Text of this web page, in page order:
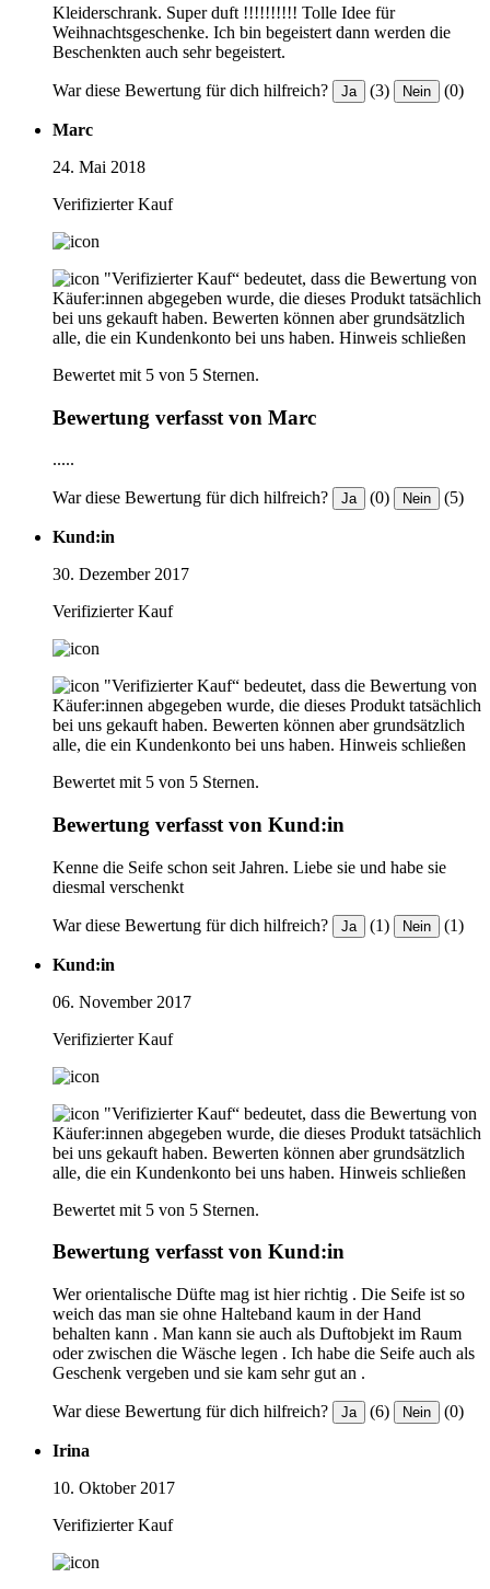
Kleiderschrank. Super duft !!!!!!!!!! Tolle Idee für
Weihnachtsgeschenke. Ich bin begeistert dann werden die
Beschenkten auch sehr begeistert.
War diese Bewertung für dich hilfreich? Ja (3) Nein (0)
Marc
24. Mai 2018
Verifizierter Kauf
"Verifizierter Kauf“ bedeutet, dass die Bewertung von
Käufer:innen abgegeben wurde, die dieses Produkt tatsächlich
bei uns gekauft haben. Bewerten können aber grundsätzlich
alle, die ein Kundenkonto bei uns haben. Hinweis schließen
Bewertet mit 5 von 5 Sternen.
Bewertung verfasst von Marc
.....
War diese Bewertung für dich hilfreich? Ja (0) Nein (5)
Kund:in
30. Dezember 2017
Verifizierter Kauf
"Verifizierter Kauf“ bedeutet, dass die Bewertung von
Käufer:innen abgegeben wurde, die dieses Produkt tatsächlich
bei uns gekauft haben. Bewerten können aber grundsätzlich
alle, die ein Kundenkonto bei uns haben. Hinweis schließen
Bewertet mit 5 von 5 Sternen.
Bewertung verfasst von Kund:in
Kenne die Seife schon seit Jahren. Liebe sie und habe sie
diesmal verschenkt
War diese Bewertung für dich hilfreich? Ja (1) Nein (1)
Kund:in
06. November 2017
Verifizierter Kauf
"Verifizierter Kauf“ bedeutet, dass die Bewertung von
Käufer:innen abgegeben wurde, die dieses Produkt tatsächlich
bei uns gekauft haben. Bewerten können aber grundsätzlich
alle, die ein Kundenkonto bei uns haben. Hinweis schließen
Bewertet mit 5 von 5 Sternen.
Bewertung verfasst von Kund:in
Wer orientalische Düfte mag ist hier richtig . Die Seife ist so
weich das man sie ohne Halteband kaum in der Hand
behalten kann . Man kann sie auch als Duftobjekt im Raum
oder zwischen die Wäsche legen . Ich habe die Seife auch als
Geschenk vergeben und sie kam sehr gut an .
War diese Bewertung für dich hilfreich? Ja (6) Nein (0)
Irina
10. Oktober 2017
Verifizierter Kauf